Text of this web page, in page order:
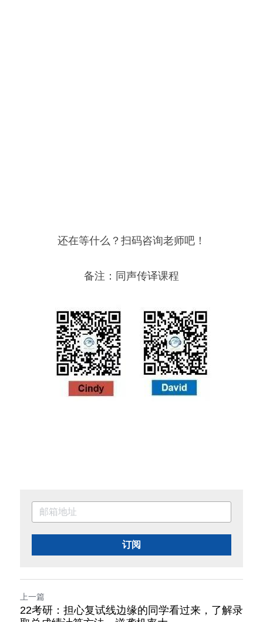
还在等什么？扫码咨询老师吧！
备注：同声传译课程
订阅
上一篇
22考研：担心复试线边缘的同学看过来，了解录